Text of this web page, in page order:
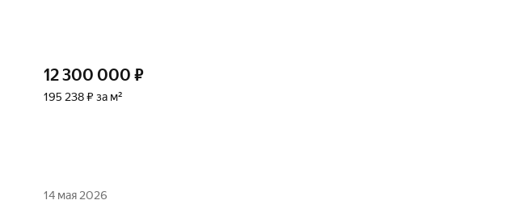
12 300 000 ₽
195 238 ₽ за м²
14 мая 2026